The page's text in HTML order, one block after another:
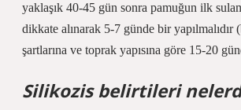
yaklaşık 40-45 gün sonra pamuğun ilk
dikkate alınarak 5-7 günde bir yapılmalıdır
şartlarına ve toprak yapısına göre 15-20
Silikozis belirtileri